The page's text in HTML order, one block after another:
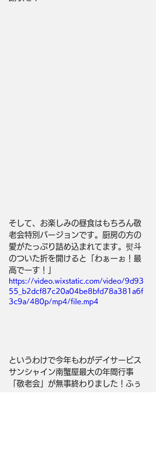
そして、お楽しみの昼食はもちろん敬
老会特別バージョンです。厨房の方の
愛がたっぷり詰め込まれてます。熨斗
のついた折を開けると「わぁーぉ！最
高でーす！」
https://video.wixstatic.com/video/9d93
55_b2dcf87c20a04be8bfd78a381a6f
3c9a/480p/mp4/file.mp4
というわけで今年もわがデイサービス
サンシャイン南蟹屋最大の年間行事
「敬老会」が無事終わりました！ふぅ